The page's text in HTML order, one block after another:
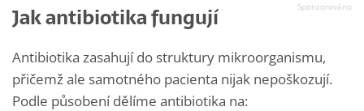
Jak antibiotika fungují
Antibiotika zasahují do struktury mikroorganismu,
přičemž ale samotného pacienta nijak nepoškozují.
Podle působení dělíme antibiotika na: